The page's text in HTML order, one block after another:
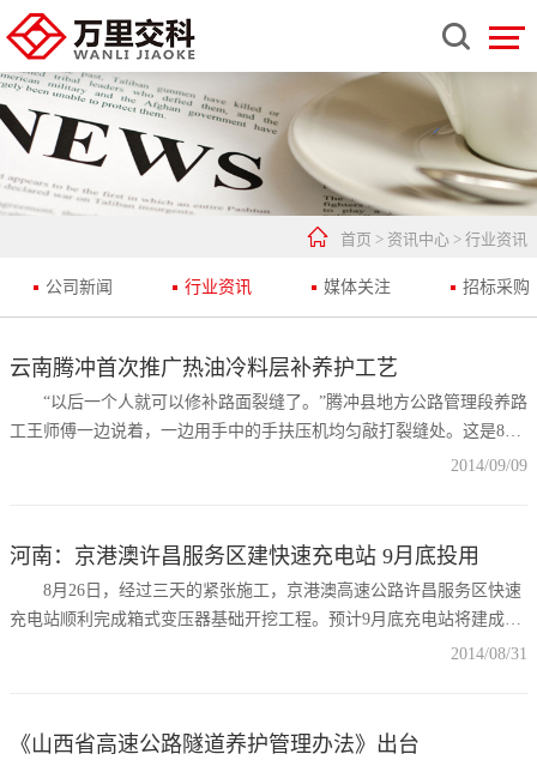

 首页 > 资讯中心 > 行业资讯
公司新闻 行业资讯 媒体关注 招标采购
云南腾冲首次推广热油冷料层补养护工艺
“以后一个人就可以修补路面裂缝了。”腾冲县地方公路管理段养路
工王师傅一边说着，一边用手中的手扶压机均匀敲打裂缝处。这是8月
21日腾冲县交通运输举办的公路养护现场会上的一个场景。 目
响，各种公路病害逐步显现，公路养护困难增多，投入增大。为提
2014/09/09
河南：京港澳许昌服务区建快速充电站 9月底投用
8月26日，经过三天的紧张施工，京港澳高速公路许昌服务区快速
充电站顺利完成箱式变压器基础开挖工程。预计9月底充电站将建成投
运。 该快充站，位于京港澳高速公路长葛南席镇北部。据了解，
2014/08/31
《山西省高速公路隧道养护管理办法》出台